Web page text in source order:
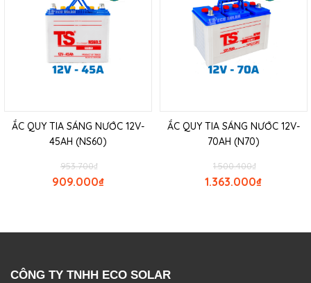
ẮC QUY TIA SÁNG NƯỚC 12V-
45AH (NS60)
₫
953.700
₫
909.000
ẮC QUY TIA SÁNG NƯỚC 12V-
70AH (N70)
₫
1.500.400
₫
1.363.000
CÔNG TY TNHH ECO SOLAR